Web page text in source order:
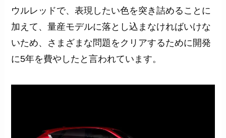
ウルレッドで、表現したい色を突き詰めることに
加えて、量産モデルに落とし込まなければいけな
いため、さまざまな問題をクリアするために開発
に5年を費やしたと言われています。